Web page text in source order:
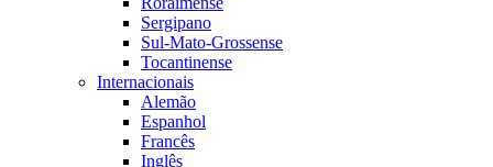
Sergipano
Sul-Mato-Grossense
Tocantinense
Internacionais
Alemão
Espanhol
Francês
Inglês